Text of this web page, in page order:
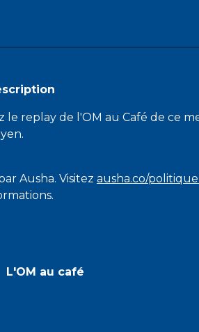
le replay de l'OM au Café de ce
Ausha. Visitez ausha.co/
L'OM au café